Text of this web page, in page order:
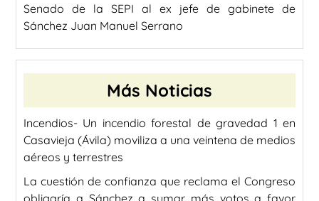
Senado de la SEPI al ex jefe de gabinete de
Sánchez Juan Manuel Serrano
Más Noticias
Incendios- Un incendio forestal de gravedad 1 en
Casavieja (Ávila) moviliza a una veintena de medios
aéreos y terrestres
La cuestión de confianza que reclama el Congreso